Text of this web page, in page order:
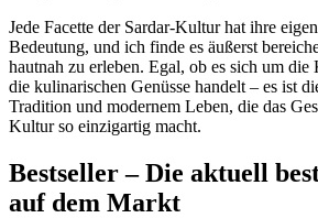
Jede Facette der Sardar-Kultur hat ihre
Bedeutung, und ich finde es ⁣äußerst
hautnah zu erleben. Egal, ob es sich um
die kulinarischen ⁣Genüsse handelt​ – es ist
Tradition​ und modernem Leben, die das
Kultur‌ so ⁣einzigartig macht.
Bestseller – Die aktuell
auf dem ‍Markt